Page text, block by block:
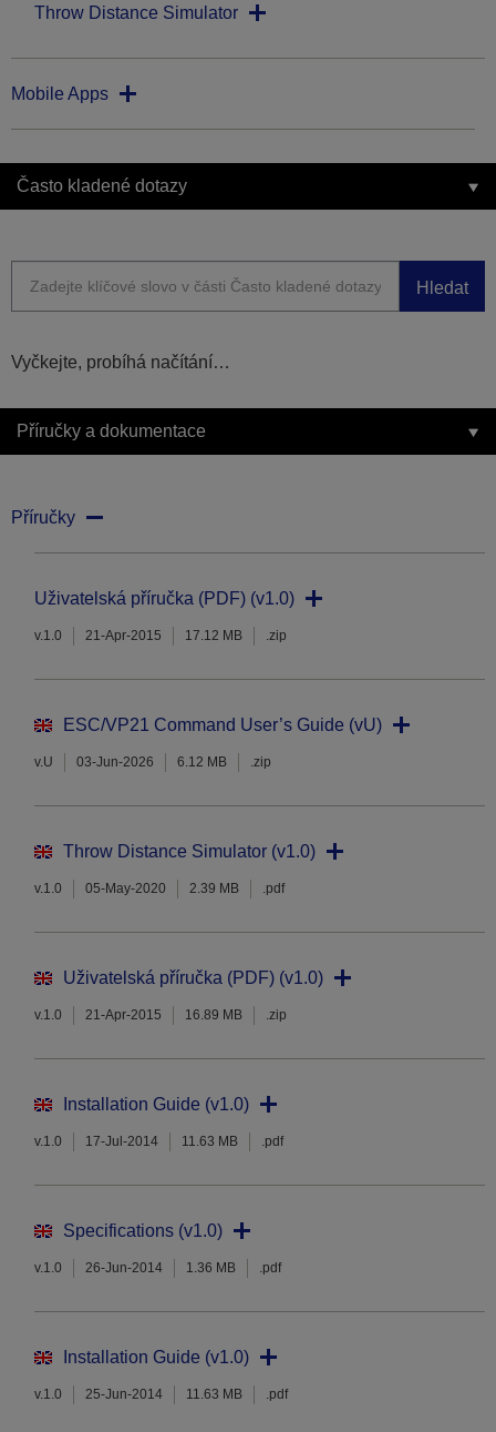
Throw Distance Simulator
Mobile Apps
Často kladené dotazy
Hledat
Vyčkejte, probíhá načítání…
Příručky a dokumentace
Příručky
Uživatelská příručka (PDF) (v1.0)
v.1.0 21-Apr-2015 17.12 MB .zip
ESC/VP21 Command User’s Guide (vU)
v.U 03-Jun-2026 6.12 MB .zip
Throw Distance Simulator (v1.0)
v.1.0 05-May-2020 2.39 MB .pdf
Uživatelská příručka (PDF) (v1.0)
v.1.0 21-Apr-2015 16.89 MB .zip
Installation Guide (v1.0)
v.1.0 17-Jul-2014 11.63 MB .pdf
Specifications (v1.0)
v.1.0 26-Jun-2014 1.36 MB .pdf
Installation Guide (v1.0)
v.1.0 25-Jun-2014 11.63 MB .pdf